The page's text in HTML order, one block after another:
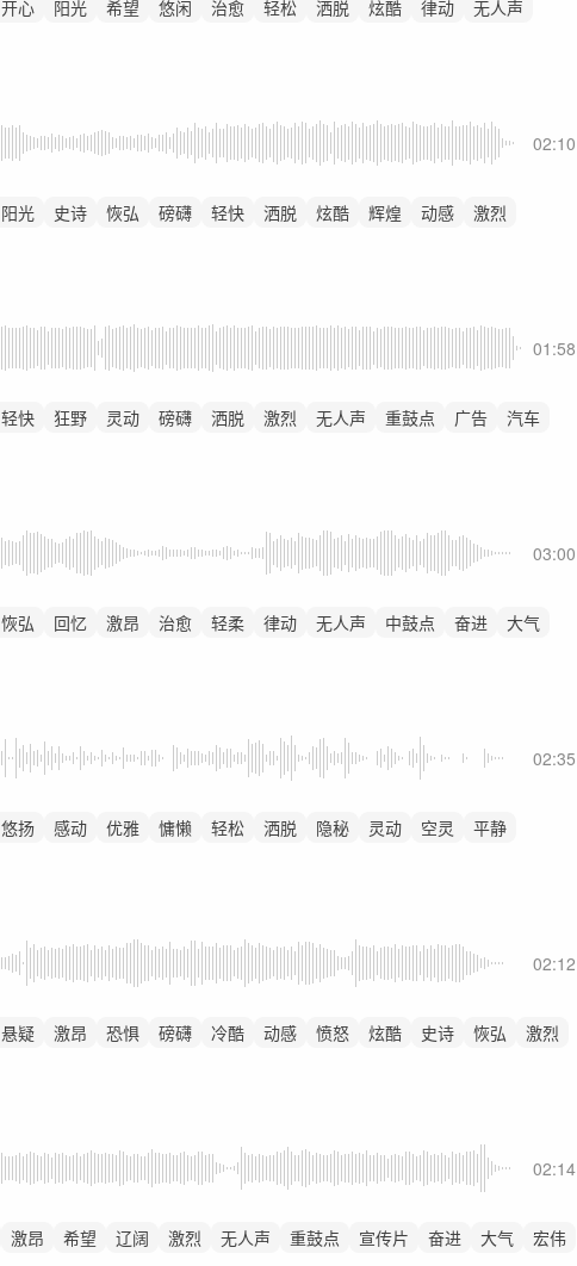
开心 阳光 希望 悠闲 治愈 轻松 洒脱 炫酷 律动
无人声
02:10
阳光 史诗 恢弘 磅礴 轻快 洒脱 炫酷 辉煌 动感
激烈
01:58
轻快 狂野 灵动 磅礴 洒脱 激烈 无人声 重鼓点 广告
汽车
03:00
恢弘 回忆 激昂 治愈 轻柔 律动 无人声 中鼓点 奋进
大气
02:35
悠扬 感动 优雅 慵懒 轻松 洒脱 隐秘 灵动 空灵
平静
02:12
悬疑 激昂 恐惧 磅礴 冷酷 动感 愤怒 炫酷 史诗 恢弘 激烈
02:14
激昂 希望 辽阔 激烈 无人声 重鼓点 宣传片 奋进 大气
宏伟